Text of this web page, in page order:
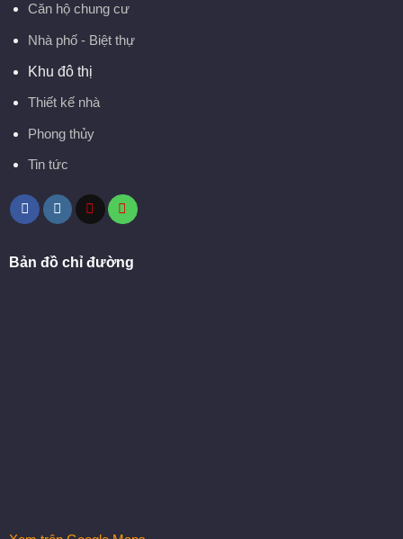
Căn hộ chung cư
Nhà phố - Biệt thự
Khu đô thị
Thiết kế nhà
Phong thủy
Tin tức
Bản đồ chỉ đường